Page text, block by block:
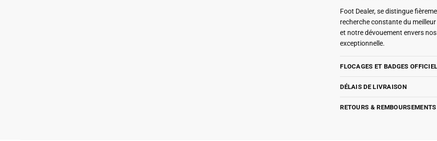
Foot Dealer, se distingue
recherche constante du
et notre dévouement envers
exceptionnelle.
FLOCAGES ET BADGES
DÉLAIS DE LIVRAISON
RETOURS & REMBOURSEMENTS